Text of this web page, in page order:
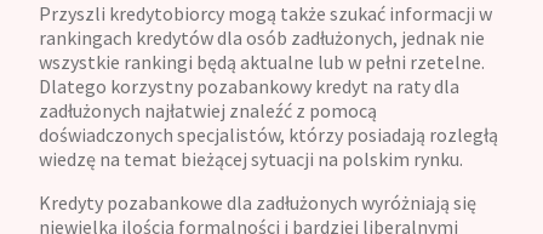
Przyszli kredytobiorcy mogą także szukać informacji w
rankingach kredytów dla osób zadłużonych, jednak nie
wszystkie rankingi będą aktualne lub w pełni rzetelne.
Dlatego korzystny pozabankowy kredyt na raty dla
zadłużonych najłatwiej znaleźć z pomocą
doświadczonych specjalistów, którzy posiadają rozległą
wiedzę na temat bieżącej sytuacji na polskim rynku.
Kredyty pozabankowe dla zadłużonych wyróżniają się
niewielką ilością formalności i bardziej liberalnymi